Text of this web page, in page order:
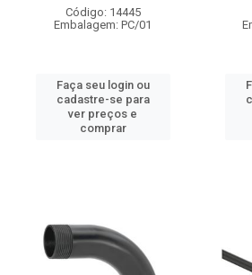
Código: 14445
Embalagem: PC/01
Faça seu login ou
cadastre-se para
ver preços e
comprar